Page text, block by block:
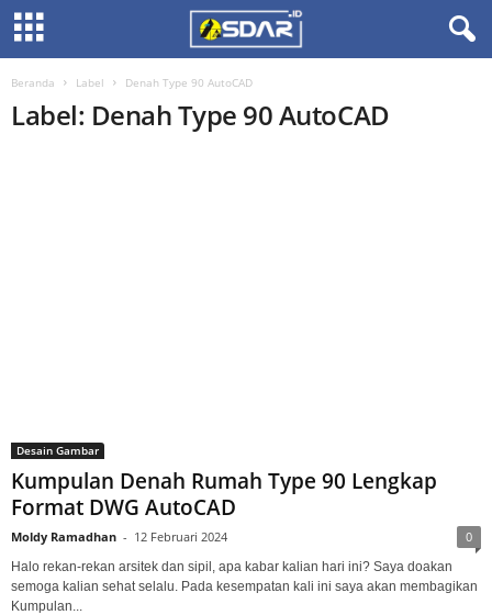
Beranda Label Denah Type 90 AutoCAD
Label: Denah Type 90 AutoCAD
Desain Gambar
Kumpulan Denah Rumah Type 90 Lengkap
Format DWG AutoCAD
Moldy Ramadhan - 12 Februari 2024 0
Halo rekan-rekan arsitek dan sipil, apa kabar kalian hari ini? Saya doakan
semoga kalian sehat selalu. Pada kesempatan kali ini saya akan membagikan
Kumpulan...